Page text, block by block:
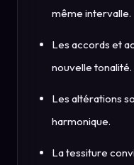
même intervalle.
Les accords et
nouvelle tonalité.
Les altérations
harmonique.
La tessiture